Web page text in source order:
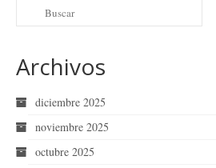
Archivos
diciembre 2025
noviembre 2025
octubre 2025